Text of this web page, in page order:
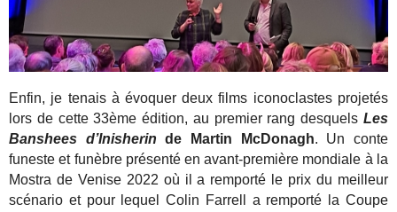
Enfin, je tenais à évoquer deux films iconoclastes projetés
lors de cette 33ème édition, au premier rang desquels Les
Banshees d’Inisherinde Martin McDonagh. Un conte
funeste et funèbre présenté en avant-première mondiale à la
Mostra de Venise 2022 où il a remporté le prix du meilleur
scénario et pour lequel Colin Farrell a remporté la Coupe